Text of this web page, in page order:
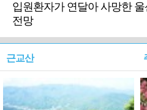
입원환자가 연달아 사망한
전망
근교산